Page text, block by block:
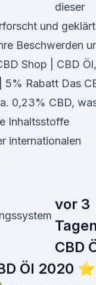
dieser
und
Beschwerden
Shop | CBD Öl,
5% Rabatt Das
0,23% CBD,
Inhaltsstoffe
internationalen
vor 3
Tagen
CBD
Öl 2020 ⭐